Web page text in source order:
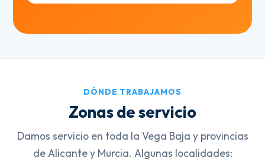
DÓNDE TRABAJAMOS
Zonas de servicio
Damos servicio en toda la Vega Baja y provincias
de Alicante y Murcia. Algunas localidades: